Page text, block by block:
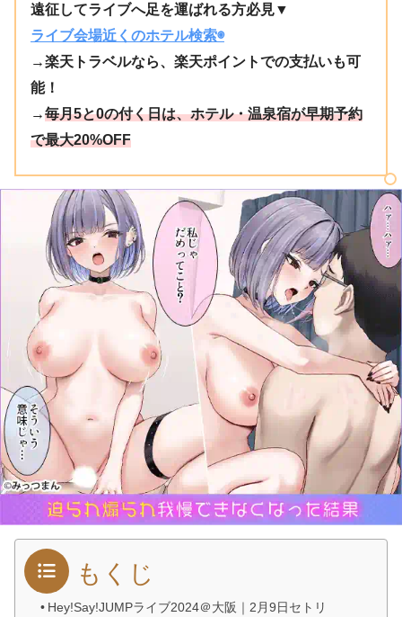
遠征してライブへ足を運ばれる方必見▼
ライブ会場近くのホテル検索◉
→楽天トラベルなら、楽天ポイントでの支払いも可
能！
→毎月5と0の付く日は、ホテル・温泉宿が早期予約
で最大20%OFF
もくじ
Hey!Say!JUMPライブ2024＠大阪｜2月9日セトリ